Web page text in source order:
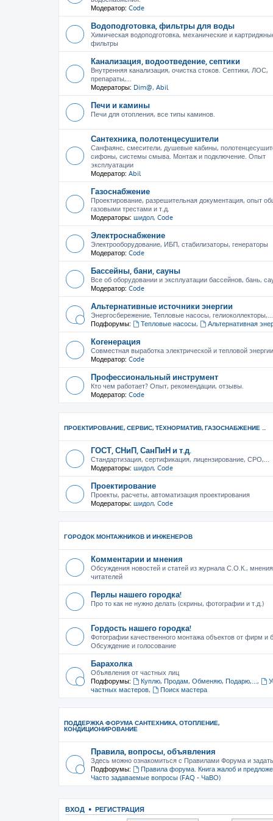
Модератор: Code
Водоподготовка, фильтры для воды
Химическая водоподготовка, механические и
фильтры
Канализация, водоотведение, септики
Внутренняя канализация, очистка стоков. Септики, ЛОС,
препараты,...
Модераторы: Dim@, Abil
Печи и камины
Печи для отопления, все типы каминов.
Сантехника, полотенцесушители
Санфаянс, смесители, душевые кабины,
сифоны, системы смыва. Монтаж и подключение. Опыт
эксплуатации
Модератор: Abil
Газоснабжение
Проектирование, разрешительная документация, опыт
газовыми трестами и т.д.
Модераторы: шидол, Code
Электроснабжение
Электрооборудование, ИБП, стабилизаторы, генераторы
Модератор: Code
Бассейны, бани, сауны
Все об оборудовании и эксплуатации бассейнов, бань,
Модератор: Code
Альтернативные источники энергии
Энергосбережение, Тепловые насосы, гелиоколлекторы,...
Подфорумы:
Тепловые насосы, Альтернативная
Когенерация
Совместная выработка электрической и тепловой энергии
Модератор: Code
Профессиональный инструмент
Кто чем работает? Опыт, рекомендации, отзывы.
Модератор: Code
ПРОЕКТИРОВАНИЕ, СЕРВИС, ТEХНОРМАТИВ, ГАЗОСНАБЖЕНИЕ ...
ГОСТ, СНиП, СанПиН и т.д.
Стандартизация, сертификация, лицензирование, СРО,...
Модераторы: шидол, Code
Проектирование
Проекты, расчеты, автоматизация проектирования
Модераторы: шидол, Code
ГОРОДОК МОНТАЖНИКОВ И ИНЖЕНЕРОВ
Комментарии и мнения
Обсуждения новостей и статей из журнала С.О.К., мнения
читателей
Перлы нашего городка!
Про то как не нужно делать (скрины, фотографии и т.д.)
Гордость нашего городка!
Фотографии качественного монтажа объектов от фирм и
Обсуждение и голосование
Барахолка
Объявления от частных лиц
Подфорумы:
Куплю, Продам, Обменяю, Подарю,...,
частных мастеров, Поиск мастера
ПОДДЕРЖКА ФОРУМА САНТЕХНИКА, ОТОПЛЕНИЕ,
КОНДИЦИОНИРОВАНИЕ
Правила, вопросы, объявления
Здесь можно ознакомиться с Правилами Форума и
Подфорумы:
Правила форума. Книга жалоб и
Часто задаваемые вопросы (FAQ - ЧаВО)
ВХОД • РЕГИСТРАЦИЯ